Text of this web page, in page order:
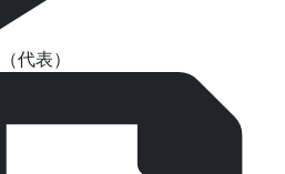
（代表）